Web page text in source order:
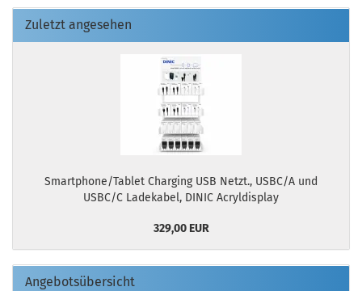
Zuletzt angesehen
Smartphone/Tablet Charging USB Netzt., USBC/A und
USBC/C Ladekabel, DINIC Acryldisplay
329,00 EUR
Angebotsübersicht